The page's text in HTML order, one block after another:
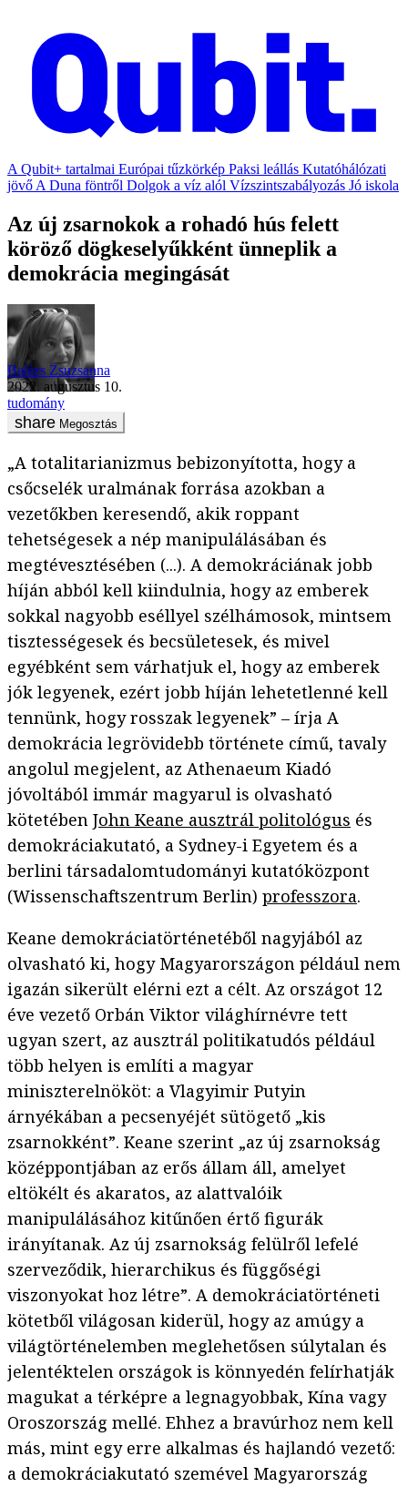
A Qubit+ tartalmai Európai tűzkörkép Paksi leállás Kutatóhálózati
jövő A Duna föntről Dolgok a víz alól Vízszintszabályozás Jó iskola
Az új zsarnokok a rohadó hús felett
köröző dögkeselyűkként ünneplik a
demokrácia megingását
Balázs Zsuzsanna
2022. augusztus 10.
tudomány
Megosztás
„A totalitarianizmus bebizonyította, hogy a
csőcselék uralmának forrása azokban a
vezetőkben keresendő, akik roppant
tehetségesek a nép manipulálásában és
megtévesztésében (...). A demokráciának jobb
híján abból kell kiindulnia, hogy az emberek
sokkal nagyobb eséllyel szélhámosok, mintsem
tisztességesek és becsületesek, és mivel
egyébként sem várhatjuk el, hogy az emberek
jók legyenek, ezért jobb híján lehetetlenné kell
tennünk, hogy rosszak legyenek” – írja A
demokrácia legrövidebb története című, tavaly
angolul megjelent, az Athenaeum Kiadó
jóvoltából immár magyarul is olvasható
kötetében John Keane ausztrál politológus és
demokráciakutató, a Sydney-i Egyetem és a
berlini társadalomtudományi kutatóközpont
(Wissenschaftszentrum Berlin) professzora.
Keane demokráciatörténetéből nagyjából az
olvasható ki, hogy Magyarországon például nem
igazán sikerült elérni ezt a célt. Az országot 12
éve vezető Orbán Viktor világhírnévre tett
ugyan szert, az ausztrál politikatudós például
több helyen is említi a magyar
miniszterelnököt: a Vlagyimir Putyin
árnyékában a pecsenyéjét sütögető „kis
zsarnokként”. Keane szerint „az új zsarnokság
középpontjában az erős állam áll, amelyet
eltökélt és akaratos, az alattvalóik
manipulálásához kitűnően értő figurák
irányítanak. Az új zsarnokság felülről lefelé
szerveződik, hierarchikus és függőségi
viszonyokat hoz létre”. A demokráciatörténeti
kötetből világosan kiderül, hogy az amúgy a
világtörténelemben meglehetősen súlytalan és
jelentéktelen országok is könnyedén felírhatják
magukat a térképre a legnagyobbak, Kína vagy
Oroszország mellé. Ehhez a bravúrhoz nem kell
más, mint egy erre alkalmas és hajlandó vezető:
a demokráciakutató szemével Magyarország